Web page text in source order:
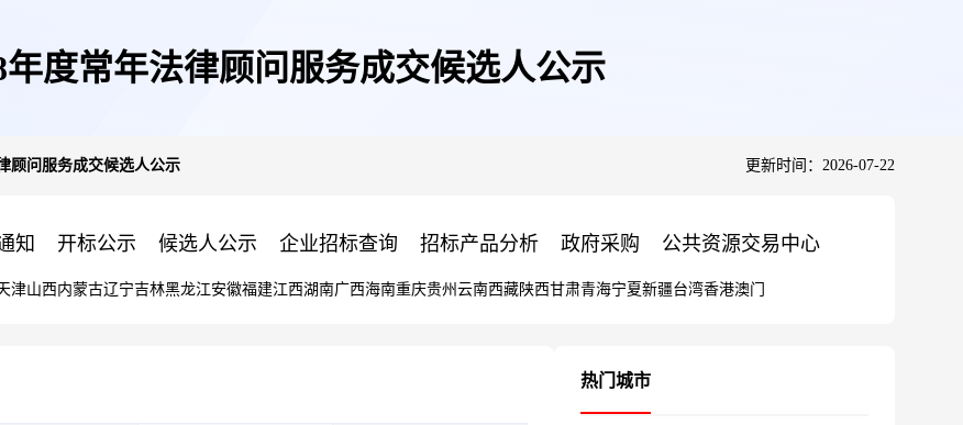
年度常年法律顾问服务成交候选人公示
顾问服务成交候选人公示 更新时间：2026-07-22
知 开标公示 候选人公示 企业招标查询 招标产品分析 政府采购 公共资源交易中心
津山西内蒙古辽宁吉林黑龙江安徽福建江西湖南广西海南重庆贵州 云南西藏陕西甘肃青海宁夏新疆台湾香港澳门
热门城市